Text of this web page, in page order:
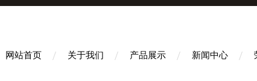
网站首页 关于我们 产品展示 新闻中心